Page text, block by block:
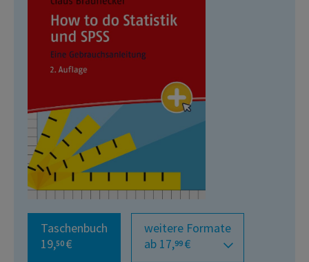
Taschenbuch
19,50 €
weitere Formate
ab 17,99 €